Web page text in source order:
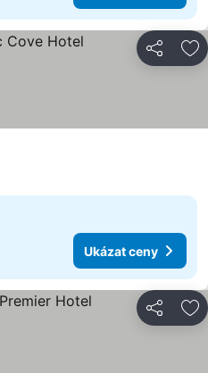
Sdílet
Ukázat ceny
Sdílet